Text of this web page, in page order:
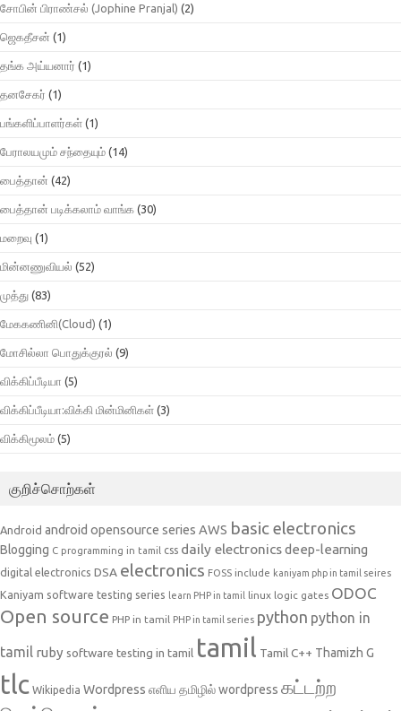
சோபின் பிராண்சல் (Jophine Pranjal) (2)
ஜெகதீசன் (1)
தங்க அய்யனார் (1)
தனசேகர் (1)
பங்களிப்பாளர்கள் (1)
பேராலயமும் சந்தையும் (14)
பைத்தான் (42)
பைத்தான் படிக்கலாம் வாங்க (30)
மறைவு (1)
மின்னணுவியல் (52)
முத்து (83)
மேககணினி(Cloud) (1)
மோசில்லா பொதுக்குரல் (9)
விக்கிப்பீடியா (5)
விக்கிப்பீடியா:விக்கி மின்மினிகள் (3)
விக்கிமூலம் (5)
குறிச்சொற்கள்
Android android opensource series AWS basic electronics
Blogging C programming in tamil css daily electronicsdeep-learning
digital electronics DSA electronics FOSS include kaniyam php in tamil seires
Kaniyam software testing series learn PHP in tamil linux logic gates ODOC
Open source PHP in tamil PHP in tamil series python python in
tamil ruby software testing in tamil tamil Tamil C++ Thamizh G
tlc Wikipedia Wordpress எளிய தமிழில் wordpress கட்டற்ற